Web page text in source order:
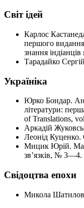
Світ ідей
Карлос
першого
знання
Тарадайко
Україніка
Юрко Бондар.
літератури:
of Translations,
Аркадій
Леонід
Мицик Юрій.
зв’язків, № 3—4.
Свідоцтва епохи
Микола